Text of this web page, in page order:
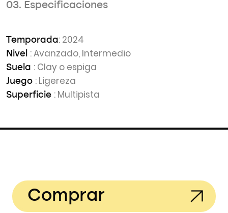
03. Especificaciones
Temporada: 2024
Nivel : Avanzado, Intermedio
Suela : Clay o espiga
Juego : Ligereza
Superficie : Multipista
Comprar